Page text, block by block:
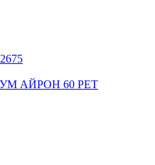
АЙРОН 60 РЕТ